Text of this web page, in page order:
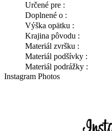
Určené pre :
Doplnené o :
Výška opätku :
Krajina pôvodu :
Materiál zvršku :
Materiál podšívky :
Materiál podrážky :
Instagram Photos